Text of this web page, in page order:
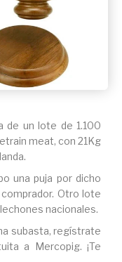
de un lote de 1.100
meat, con 21Kg
una puja por dicho
Otro lote
nacionales.
subasta, regístrate
a Mercopig. ¡Te